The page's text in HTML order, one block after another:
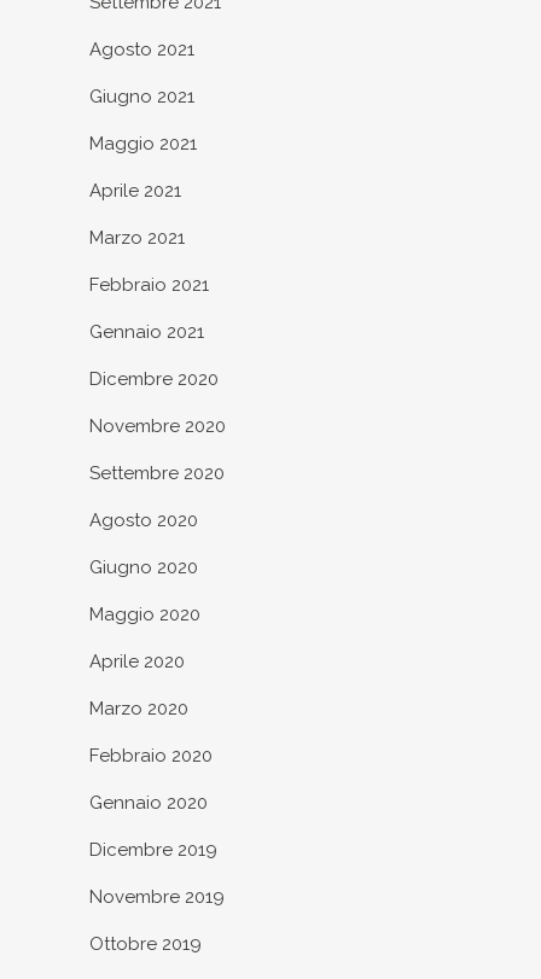
Agosto 2021
Giugno 2021
Maggio 2021
Aprile 2021
Marzo 2021
Febbraio 2021
Gennaio 2021
Dicembre 2020
Novembre 2020
Settembre 2020
Agosto 2020
Giugno 2020
Maggio 2020
Aprile 2020
Marzo 2020
Febbraio 2020
Gennaio 2020
Dicembre 2019
Novembre 2019
Ottobre 2019